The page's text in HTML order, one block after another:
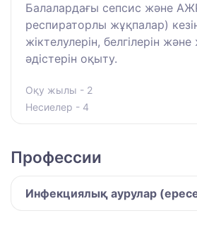
Балалардағы сепсис және
респираторлы жұқпалар)
жіктелулерін, белгілерін және
әдістерін оқыту.
Оқу жылы - 2
Несиелер - 4
Профессии
Инфекциялық аурулар